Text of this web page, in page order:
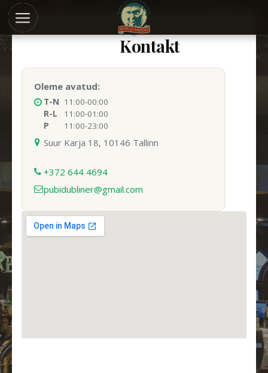
Kontakt
Oleme avatud:
T-N 11:00-00:00
R-L
11:00-01:00
P
11:00-23:00
Suur Karja 18, 10146 Tallinn
+372 644 4694
pubidubliner@gmail.com